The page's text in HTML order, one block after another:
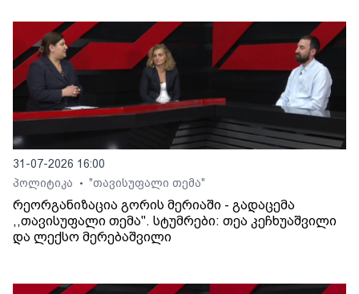
31-07-2026 16:00
პოლიტიკა
• "თავისუფალი თემა"
რეორგანიზაცია გორის მერიაში - გადაცემა
,,თავისუფალი თემა". სტუმრები: თეა კეჩხუაშვილი
და ლექსო მერებაშვილი